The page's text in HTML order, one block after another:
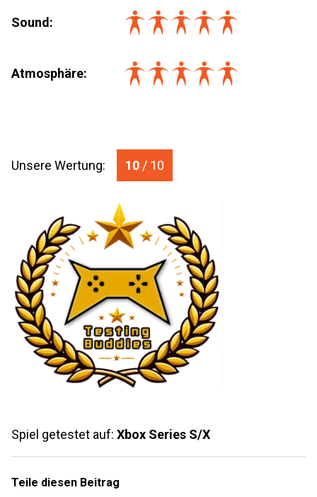
Sound:
Atmosphäre:
Unsere Wertung: 10 / 10
Spiel getestet auf: Xbox Series S/X
Teile diesen Beitrag